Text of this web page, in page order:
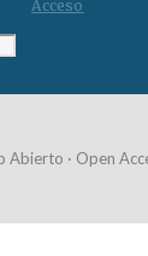
Acceso
Abierto · Open